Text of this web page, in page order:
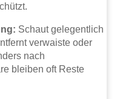
Schaut gelegentlich
verwaiste oder
nach
bleiben oft Reste